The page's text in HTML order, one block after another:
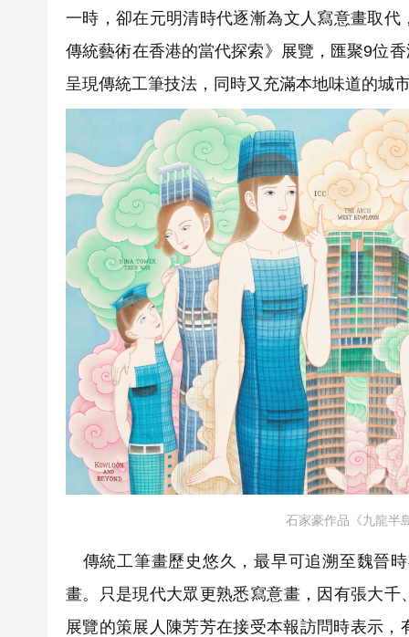
一時，卻在元明清時代逐漸為文人寫意畫取
傳統藝術在香港的當代探索》展覽，匯聚9位
呈現傳統工筆技法，同時又充滿本地味道的城
石家豪作品《九龍半
傳統工筆畫歷史悠久，最早可追溯至魏晉
畫。只是現代大眾更熟悉寫意畫，因有張大
展覽的策展人陳芳芳在接受本報訪問時表示